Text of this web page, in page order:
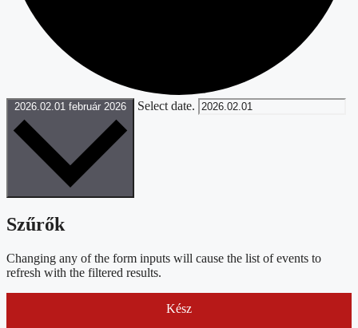
2026.02.01 február 2026 Select date.
Szűrők
Changing any of the form inputs will cause the list of events to
refresh with the filtered results.
Kész